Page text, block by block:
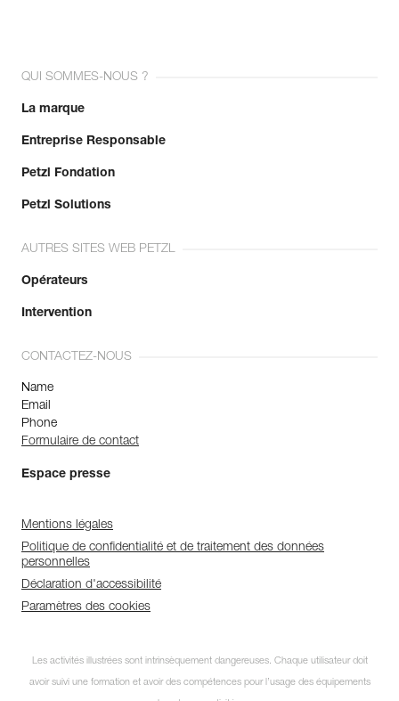
QUI SOMMES-NOUS ?
La marque
Entreprise Responsable
Petzl Fondation
Petzl Solutions
AUTRES SITES WEB PETZL
Opérateurs
Intervention
CONTACTEZ-NOUS
Name
Email
Phone
Formulaire de contact
Espace presse
Mentions légales
Politique de confidentialité et de traitement des données
personnelles
Déclaration d'accessibilité
Paramètres des cookies
Les activités illustrées sont intrinsèquement dangereuses. Chaque utilisateur doit
avoir suivi une formation et avoir des compétences pour l’usage des équipements